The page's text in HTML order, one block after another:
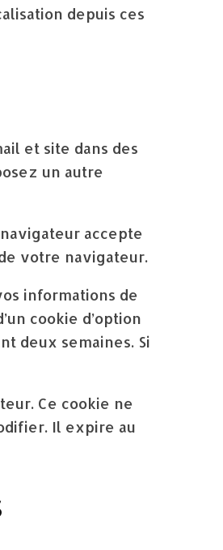
depuis ces
et site dans des
un autre
accepte
votre navigateur.
informations de
cookie d’option
deux semaines. Si
Ce cookie ne
Il expire au